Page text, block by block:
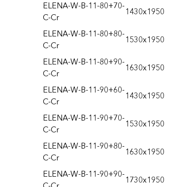
ELENA-W-B-11-80+70-
C-Cr
1430x1950
ELENA-W-B-11-80+80-
C-Cr
1530x1950
ELENA-W-B-11-80+90-
C-Cr
1630x1950
ELENA-W-B-11-90+60-
C-Cr
1430x1950
ELENA-W-B-11-90+70-
C-Cr
1530x1950
ELENA-W-B-11-90+80-
C-Cr
1630x1950
ELENA-W-B-11-90+90-
1730x1950